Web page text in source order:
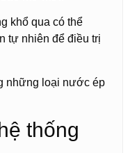
khổ qua có thể
tự nhiên để điều trị
những loại nước ép
thống